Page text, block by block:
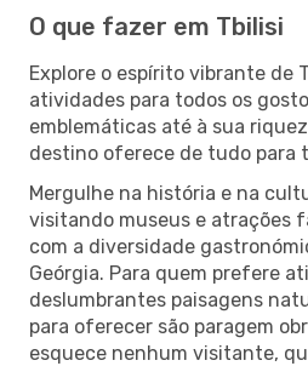
O que fazer em Tbilisi
Explore o espírito vibrante de
atividades para todos os
emblemáticas até à sua
destino oferece de tudo para
Mergulhe na história e na
visitando museus e atrações
com a diversidade
Geórgia. Para quem prefere
deslumbrantes paisagens
para oferecer são paragem
esquece nenhum visitante,